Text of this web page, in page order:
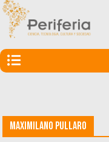
Maximilano Pullaro